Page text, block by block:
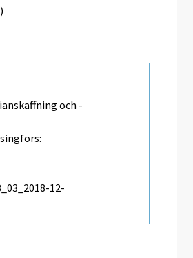
och -
12-